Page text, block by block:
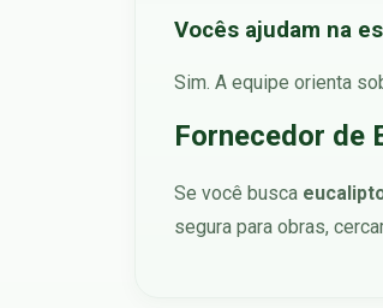
Vocês ajudam na
Sim. A equipe orienta
Fornecedor de
Se você busca
segura para obras,